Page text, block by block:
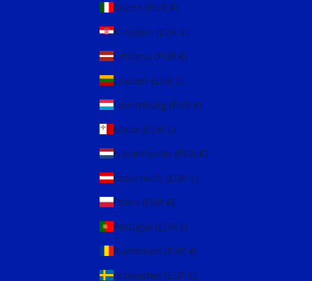
Italien (EUR €)
Kroatien (EUR €)
Lettland (EUR €)
Litauen (EUR €)
Luxemburg (EUR €)
Malta (EUR €)
Niederlande (EUR €)
Österreich (EUR €)
Polen (EUR €)
Portugal (EUR €)
Rumänien (EUR €)
Schweden (EUR €)